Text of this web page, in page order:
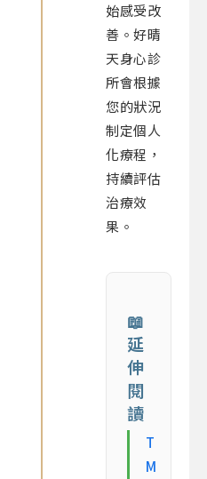
始感受改
善。好晴
天身心診
所會根據
您的狀況
制定個人
化療程，
持續評估
治療效
果。
📖
延
伸
閱
讀
T
M